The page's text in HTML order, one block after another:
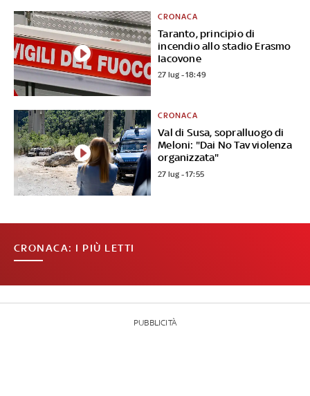
Taranto, principio di
incendio allo stadio Erasmo
Iacovone
CRONACA
27 lug - 18:49
Val di Susa, sopralluogo di
Meloni: "Dai No Tav violenza
organizzata"
CRONACA
27 lug - 17:55
CRONACA: I PIÙ LETTI
PUBBLICITÀ